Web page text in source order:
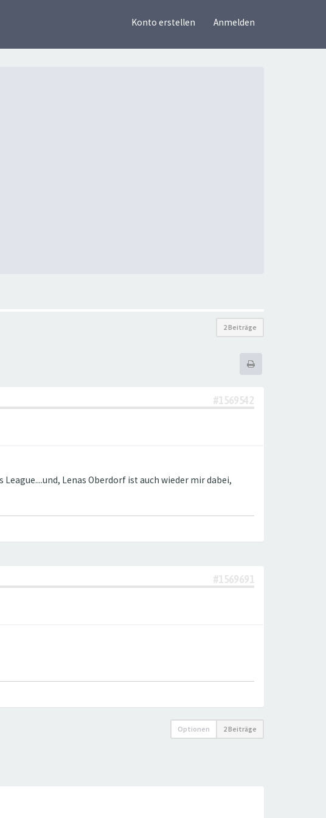
Konto erstellen Anmelden
2 Beiträge
#1569542
Lenas Oberdorf ist auch wieder mir dabei,
#1569691
Optionen 2 Beiträge